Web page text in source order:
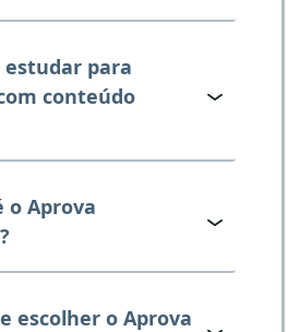
estudar para
conteúdo
o Aprova
escolher o Aprova